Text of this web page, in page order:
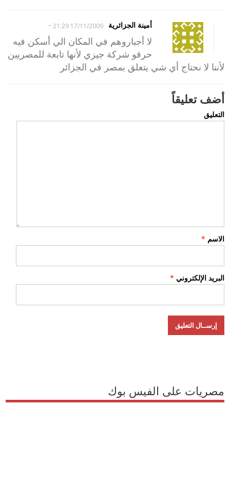
أمينة الجزائرية 17/11/2009 21:29
-
لا أجباروهم في المكان الي أسكن فيه
حرقو شركة جيزي لأنها تابعة للمصريين
لأننا لا نحتاج أي شي يتعلق بمصر في الجزائر
أضف تعليقاً
التعليق
الاسم *
البريد الإلكتروني *
مصريات على الفيس بوك